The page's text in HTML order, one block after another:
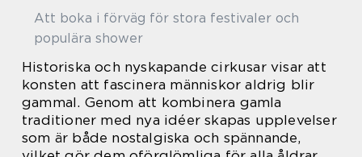
Att boka i förväg för stora festivaler och
populära shower
Historiska och nyskapande cirkusar visar att
konsten att fascinera människor aldrig blir
gammal. Genom att kombinera gamla
traditioner med nya idéer skapas upplevelser
som är både nostalgiska och spännande,